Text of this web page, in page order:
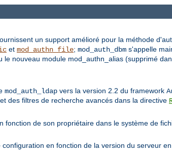
un support amélioré pour la méthode
et mod_authn_file; mod_auth_dbm s'appelle
le nouveau module mod_authn_alias (supprimé
mod_auth_ldap vers la version 2.2 du framework
des filtres de recherche avancés dans la directive
fonction de son propriétaire dans le système de
en fonction de la version du serveur